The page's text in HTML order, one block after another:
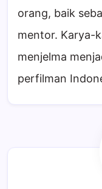
orang, baik
mentor. Karya-
menjelma
perfilman